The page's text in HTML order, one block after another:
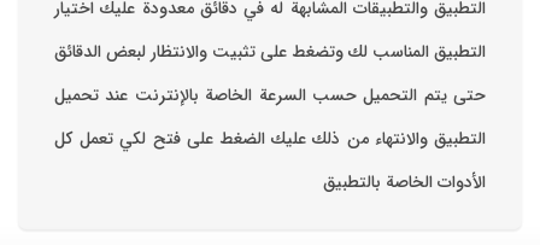
التطبيق والتطبيقات المشابهة له في دقائق معدودة ‏عليك اختيار
التطبيق المناسب لك وتضغط على تثبيت والانتظار لبعض الدقائق
حتى يتم التحميل حسب السرعة الخاصة بالإنترنت ‏عند تحميل
التطبيق والانتهاء من ذلك عليك الضغط على فتح لكي تعمل كل
الأدوات الخاصة بالتطبيق